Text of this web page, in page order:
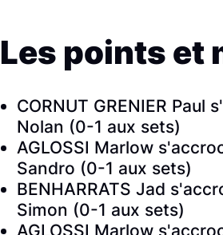
Les points et
CORNUT GRENIER Paul
Nolan (0-1 aux sets)
AGLOSSI Marlow
Sandro (0-1 aux sets)
BENHARRATS Jad
Simon (0-1 aux sets)
AGLOSSI Marlow